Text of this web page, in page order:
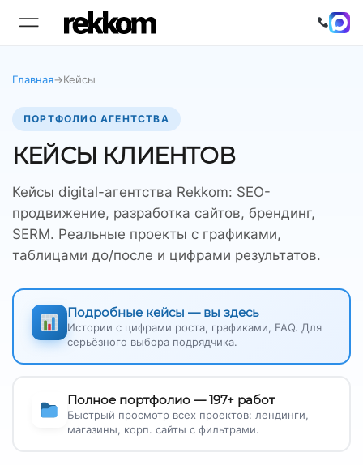
Главная→Кейсы
ПОРТФОЛИО АГЕНТСТВА
КЕЙСЫ КЛИЕНТОВ
Кейсы digital-агентства Rekkom: SEO-
продвижение, разработка сайтов, брендинг,
SERM. Реальные проекты с графиками,
таблицами до/после и цифрами результатов.
Подробные кейсы — вы здесь
Истории с цифрами роста, графиками, FAQ. Для
серьёзного выбора подрядчика.
Полное портфолио — 197+ работ
Быстрый просмотр всех проектов: лендинги,
магазины, корп. сайты с фильтрами.